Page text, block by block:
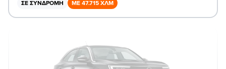
ΣΕ ΣΥΝΔΡΟΜΉ ΜΕ 47.715 ΧΛΜ